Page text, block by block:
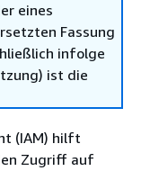
eines
Fassung
infolge
ist die
(IAM) hilft
Zugriff auf